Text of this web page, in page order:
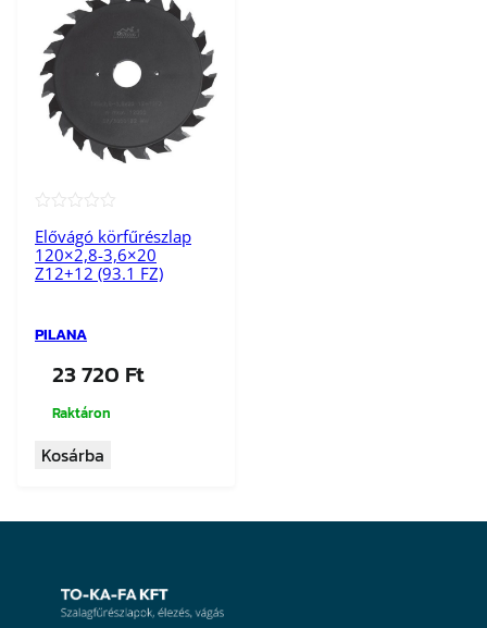
Elővágó körfűrészlap
120×2,8-3,6×20
Z12+12 (93.1 FZ)
PILANA
23 720 Ft
Raktáron
Kosárba